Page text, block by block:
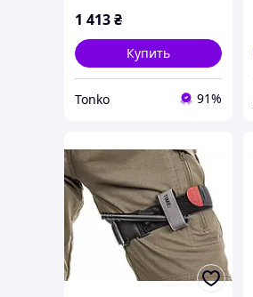
1 413₴
Купить
Tonko 91%